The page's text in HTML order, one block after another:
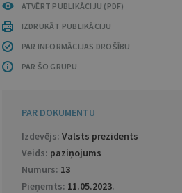
ATVĒRT PUBLIKĀCIJU (PDF)
IZDRUKĀT PUBLIKĀCIJU
PAR INFORMĀCIJAS DROŠĪBU
PAR ŠO GRUPU
PAR DOKUMENTU
Izdevējs: Valsts prezidents
Veids: paziņojums
Numurs: 13
Pieņemts: 11.05.2023.